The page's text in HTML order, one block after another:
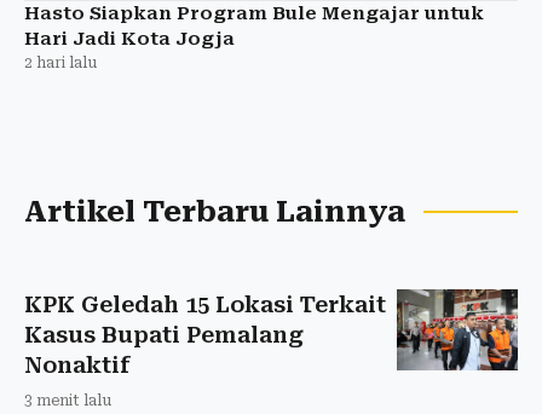
Hasto Siapkan Program Bule Mengajar untuk
Hari Jadi Kota Jogja
2 hari lalu
Artikel Terbaru Lainnya
KPK Geledah 15 Lokasi Terkait
Kasus Bupati Pemalang
Nonaktif
3 menit lalu